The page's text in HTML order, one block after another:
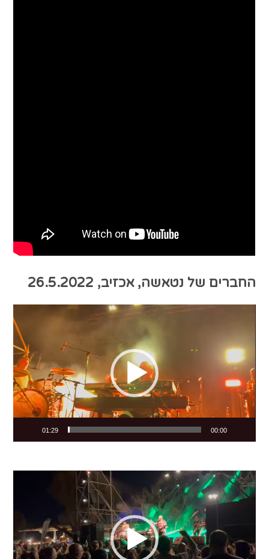
החברים של נטאשה, אכזיב, 26.5.2022
00:00
01:29
Video
Player